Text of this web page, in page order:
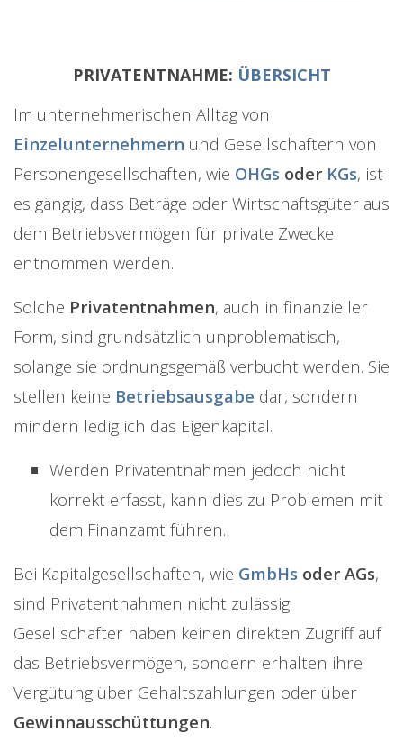
PRIVATENTNAHME: ÜBERSICHT
Im unternehmerischen Alltag von
Einzelunternehmern und Gesellschaftern von
Personengesellschaften, wie OHGs oder KGs, ist
es gängig, dass Beträge oder Wirtschaftsgüter aus
dem Betriebsvermögen für private Zwecke
entnommen werden.
Solche Privatentnahmen, auch in finanzieller
Form, sind grundsätzlich unproblematisch,
solange sie ordnungsgemäß verbucht werden. Sie
stellen keine Betriebsausgabe dar, sondern
mindern lediglich das Eigenkapital.
Werden Privatentnahmen jedoch nicht
korrekt erfasst, kann dies zu Problemen mit
dem Finanzamt führen.
Bei Kapitalgesellschaften, wie GmbHs oder AGs,
sind Privatentnahmen nicht zulässig.
Gesellschafter haben keinen direkten Zugriff auf
das Betriebsvermögen, sondern erhalten ihre
Vergütung über Gehaltszahlungen oder über
Gewinnausschüttungen.